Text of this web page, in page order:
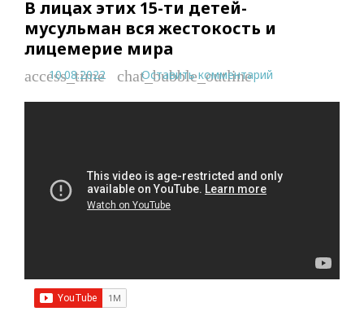
В лицах этих 15-ти детей-
мусульман вся жестокость и
лицемерие мира
access_time
10.08.2022 chat_bubble_outline
Оставить комментарий